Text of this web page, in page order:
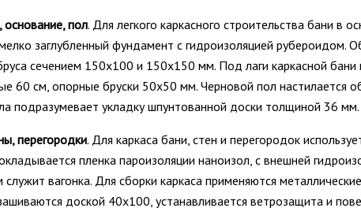
пол. Для легкого каркасного строительства бани в
заглубленный фундамент с гидроизоляцией рубероидом.
сечением 150х100 и 150х150 мм. Под лаги каркасной бани
60 см, опорные бруски 50х50 мм. Черновой пол настилается
подразумевает укладку шпунтованной доски толщиной 36 мм.
перегородки. Для каркаса бани, стен и перегородок
пленка пароизоляции наноизол, с внешней
вагонка. Для сборки каркаса применяются
доской 40х100, устанавливается ветрозащита и